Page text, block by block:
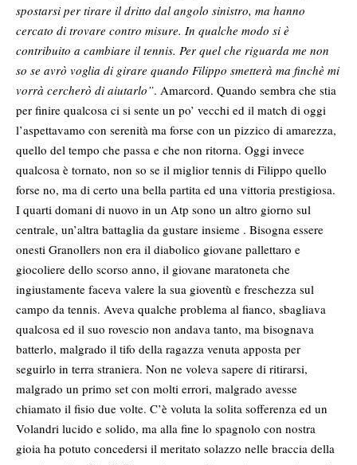
spostarsi per tirare il dritto dal angolo sinistro, ma hanno
cercato di trovare contro misure. In qualche modo si è
contribuito a cambiare il tennis. Per quel che riguarda me non
so se avrò voglia di girare quando Filippo smetterà ma finchè mi
vorrà cercherò di aiutarlo”. Amarcord. Quando sembra che stia
per finire qualcosa ci si sente un po’ vecchi ed il match di oggi
l’aspettavamo con serenità ma forse con un pizzico di amarezza,
quello del tempo che passa e che non ritorna. Oggi invece
qualcosa è tornato, non so se il miglior tennis di Filippo quello
forse no, ma di certo una bella partita ed una vittoria prestigiosa.
I quarti domani di nuovo in un Atp sono un altro giorno sul
centrale, un’altra battaglia da gustare insieme . Bisogna essere
onesti Granollers non era il diabolico giovane pallettaro e
giocoliere dello scorso anno, il giovane maratoneta che
ingiustamente faceva valere la sua gioventù e freschezza sul
campo da tennis. Aveva qualche problema al fianco, sbagliava
qualcosa ed il suo rovescio non andava tanto, ma bisognava
batterlo, malgrado il tifo della ragazza venuta apposta per
seguirlo in terra straniera. Non ne voleva sapere di ritirarsi,
malgrado un primo set con molti errori, malgrado avesse
chiamato il fisio due volte. C’è voluta la solita sofferenza ed un
Volandri lucido e solido, ma alla fine lo spagnolo con nostra
gioia ha potuto concedersi il meritato solazzo nelle braccia della